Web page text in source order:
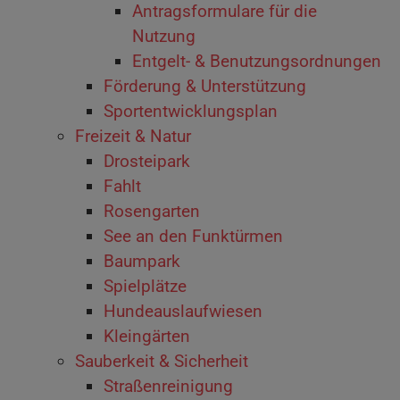
Antragsformulare für die
Nutzung
Entgelt- & Benutzungsordnungen
Förderung & Unterstützung
Sportentwicklungsplan
Freizeit & Natur
Drosteipark
Fahlt
Rosengarten
See an den Funktürmen
Baumpark
Spielplätze
Hundeauslaufwiesen
Kleingärten
Sauberkeit & Sicherheit
Straßenreinigung